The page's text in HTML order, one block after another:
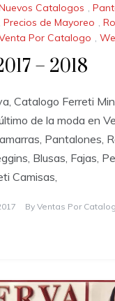
Catalogos ,
Precios de Mayoreo ,
Por Catalogo ,
– 2018
Catalogo Ferreti
de la moda en
Pantalones,
Blusas, Fajas,
Camisas,
By Ventas Por